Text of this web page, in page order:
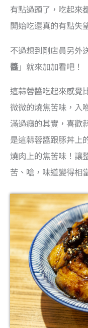
有點過頭了，吃起來
開始吃還真的有點失
不過想到剛店員另外
醬」就來加加看吧！
這蒜蓉醬吃起來感覺
微微的燒焦苦味，入
滿過癮的其實，喜歡
是這蒜蓉醬跟豚丼上
燒肉上的焦苦味！讓
苦、嗆，味道變得相